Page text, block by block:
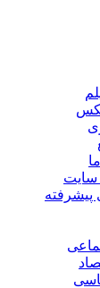
سایت